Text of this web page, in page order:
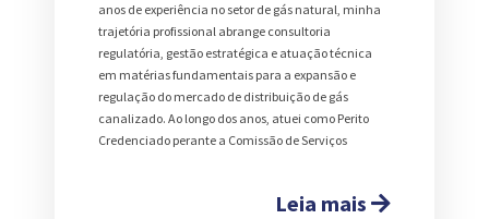
anos de experiência no setor de gás natural, minha
trajetória profissional abrange consultoria
regulatória, gestão estratégica e atuação técnica
em matérias fundamentais para a expansão e
regulação do mercado de distribuição de gás
canalizado. Ao longo dos anos, atuei como Perito
Credenciado perante a Comissão de Serviços
Leia mais